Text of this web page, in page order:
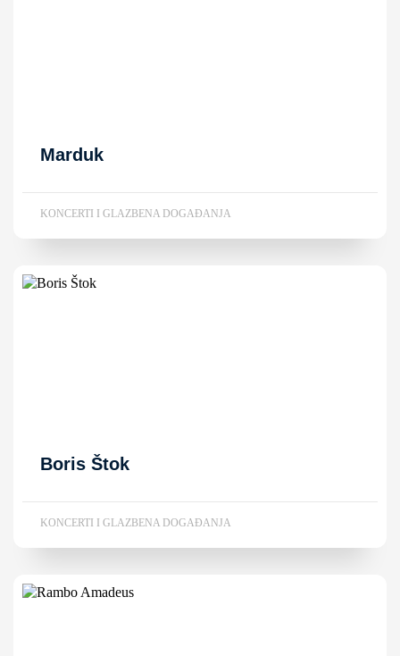
Marduk
KONCERTI I GLAZBENA DOGAĐANJA
Boris Štok
KONCERTI I GLAZBENA DOGAĐANJA